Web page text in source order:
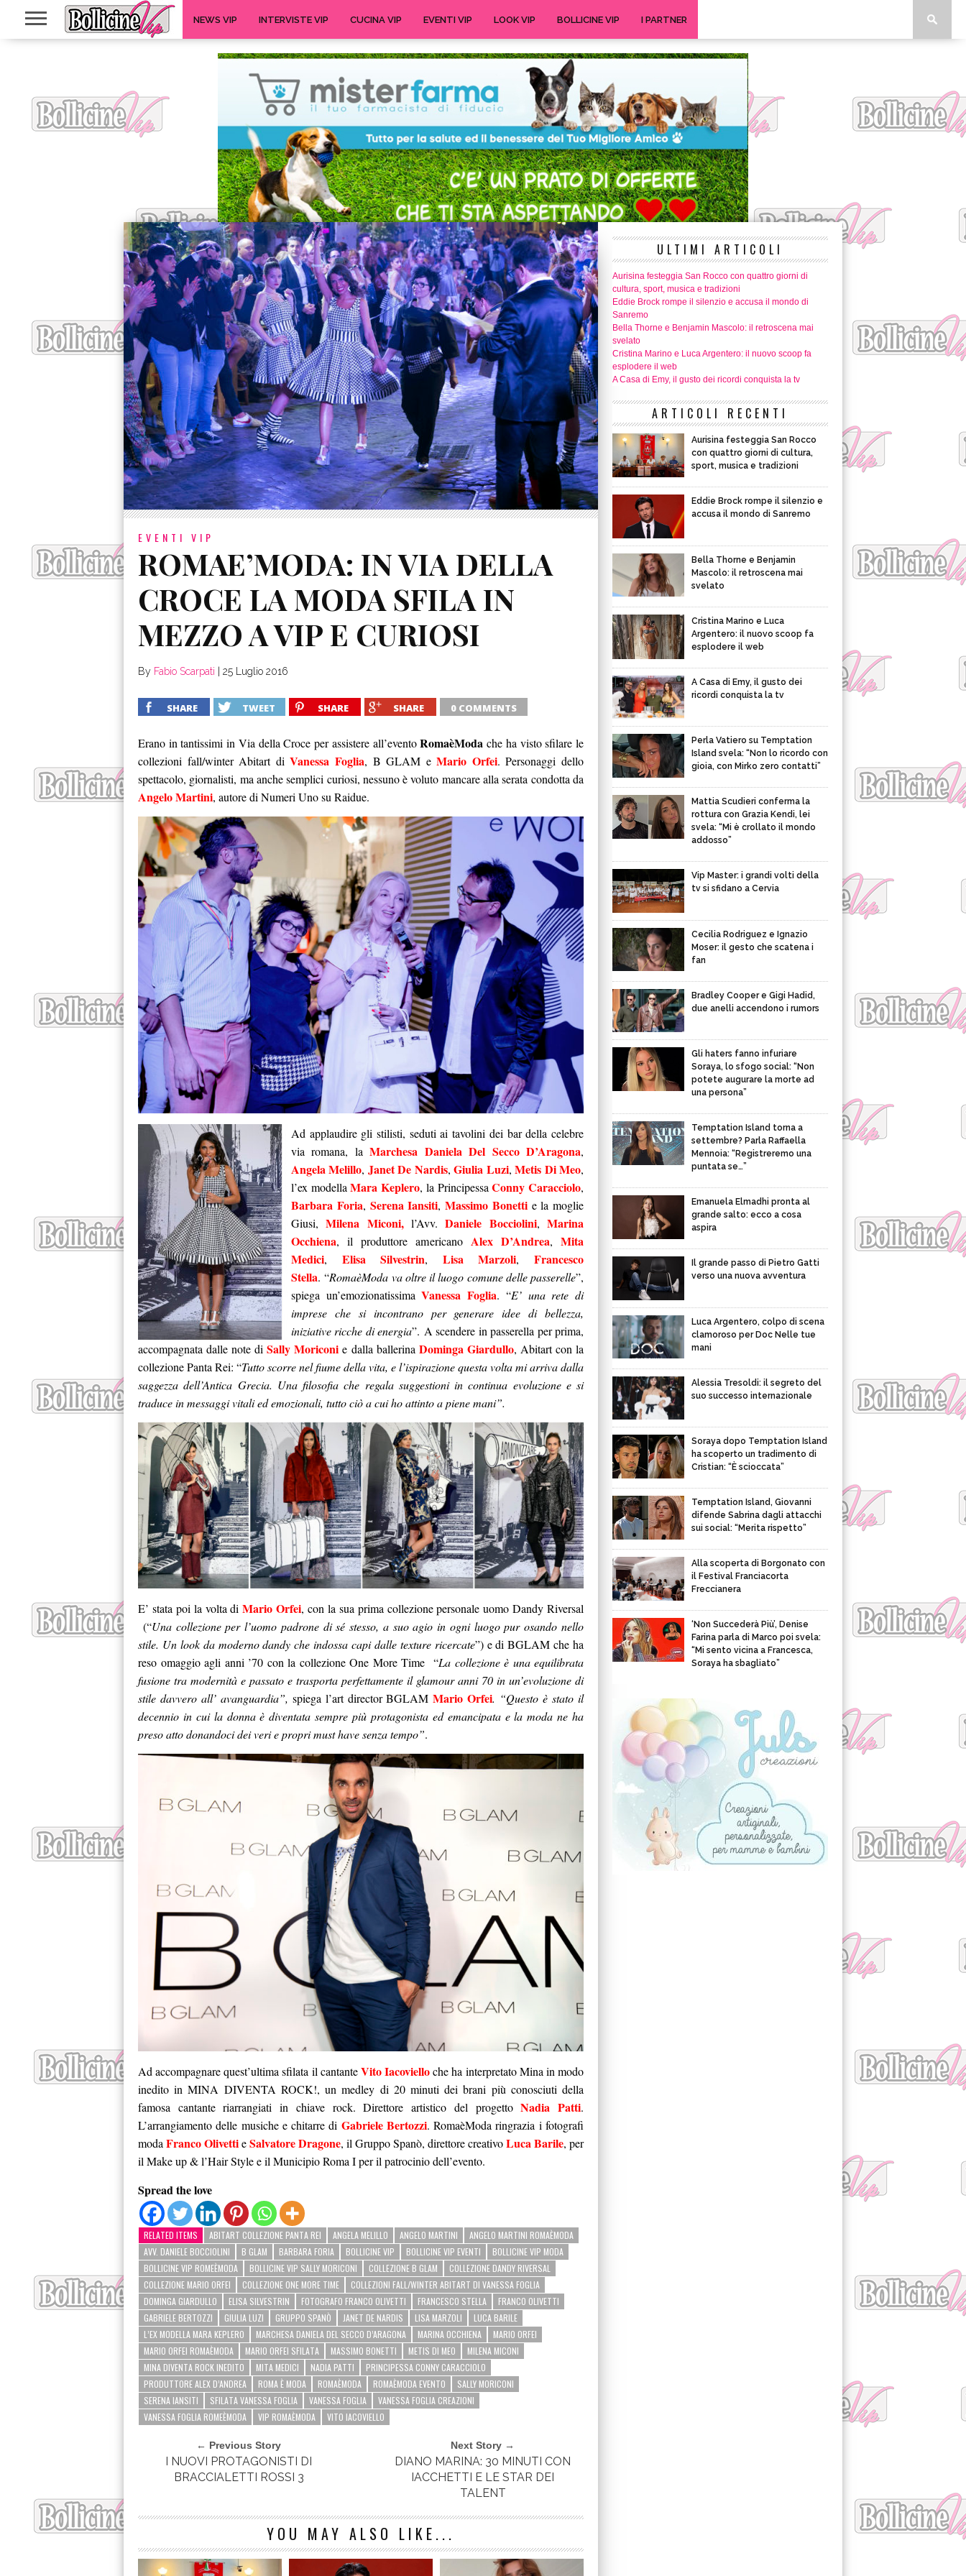
NEWS VIP INTERVISTE VIP CUCINA VIP EVENTI VIP LOOK VIP BOLLICINE VIP I PARTNER
EVENTI VIP
ROMAE’MODA: IN VIA DELLA
CROCE LA MODA SFILA IN
MEZZO A VIP E CURIOSI
By Fabio Scarpati 25 Luglio 2016
SHARE TWEET SHARE SHARE 0 COMMENTS
Erano in tantissimi in Via della Croce per assistere all’eventoRomaèModa che ha visto sfilare le
collezioni fall/winter Abitart diVanessa Foglia, B GLAM eMario Orfei. Personaggi dello
spettacolo, giornalisti, ma anche semplici curiosi, nessuno è voluto mancare alla serata condotta da
Angelo Martini, autore di Numeri Uno su Raidue.
Ad applaudire gli stilisti, seduti ai tavolini dei bar della celebre
via romana, laMarchesa Daniela Del Secco D’Aragona,
Angela Melillo, Janet De Nardis,Giulia Luzi,Metis Di Meo,
l’ex modellaMara Keplero, la PrincipessaConny Caracciolo,
Barbara Foria, Serena Iansiti, Massimo Bonettie la moglie
Giusi,Milena Miconi,l’Avv.Daniele Bocciolini,Marina
Occhiena, il produttore americano Alex D’Andrea,Mita
Medici, Elisa Silvestrin, Lisa Marzoli,Francesco
Stella. “RomaèModa va oltre il luogo comune delle passerelle”,
spiega un’emozionatissimaVanessa Foglia. “E’ una rete di
imprese che si incontrano per generare idee di bellezza,
iniziative ricche di energia”. A scendere in passerella per prima,
accompagnata dalle note diSally Moriconi e dalla ballerina Dominga Giardullo, Abitart con la
collezione Panta Rei: “Tutto scorre nel fiume della vita, e l’ispirazione questa volta mi arriva dalla
saggezza dell’Antica Grecia. Una filosofia che regala suggestioni in continua evoluzione e si
traduce in messaggi vitali ed emozionali, tutto ciò a cui ho attinto a piene mani”.
E’ stata poi la volta diMario Orfei, con la sua prima collezione personale uomo Dandy Riversal
(“Una collezione per l’uomo padrone di sé stesso, a suo agio in ogni luogo pur osando nello
stile. Un look da moderno dandy che indossa capi dalle texture ricercate”) e di BGLAM che ha
reso omaggio agli anni ’70 con la collezione One More Time “La collezione è una equilibrata
fusione tra modernità e passato e trasporta perfettamente il glamour anni 70 in un’evoluzione di
stile davvero all’ avanguardia”, spiega l’art director BGLAMMario Orfei. “Questo è stato il
decennio in cui la donna è diventata sempre più protagonista ed emancipata e la moda ne ha
preso atto donandoci dei veri e propri must have senza tempo”.
Ad accompagnare quest’ultima sfilata il cantanteVito Iacovielloche ha interpretato Mina in modo
inedito in MINA DIVENTA ROCK!, un medley di 20 minuti dei brani più conosciuti della
famosa cantante riarrangiati in chiave rock. Direttore artistico del progettoNadia Patti.
L’arrangiamento delle musiche e chitarre di Gabriele Bertozzi. RomaèModa ringrazia i fotografi
moda Franco OlivettieSalvatore Dragone, il Gruppo Spanò, direttore creativoLuca Barile, per
il Make up & l’Hair Style e il Municipio Roma I per il patrocinio dell’evento.
Spread the love
RELATED ITEMS ABITART COLLEZIONE PANTA REI ANGELA MELILLO ANGELO MARTINI
ANGELO MARTINI ROMAÈMODA
AVV. DANIELE BOCCIOLINI
B GLAM BARBARA FORIA BOLLICINE VIP BOLLICINE VIP EVENTI
BOLLICINE VIP MODA
BOLLICINE VIP ROMEÈMODA
BOLLICINE VIP SALLY MORICONI COLLEZIONE B GLAM
COLLEZIONE DANDY RIVERSAL
COLLEZIONE MARIO ORFEI
COLLEZIONE ONE MORE TIME
COLLEZIONI FALL/WINTER ABITART DI VANESSA FOGLIA
DOMINGA GIARDULLO
ELISA SILVESTRIN FOTOGRAFO FRANCO OLIVETTI FRANCESCO STELLA
FRANCO OLIVETTI
GABRIELE BERTOZZI
GIULIA LUZI GRUPPO SPANÒ JANET DE NARDIS LISA MARZOLI
LUCA BARILE
L’EX MODELLA MARA KEPLERO
MARCHESA DANIELA DEL SECCO D’ARAGONA MARINA OCCHIENA
MARIO ORFEI
MARIO ORFEI ROMAÈMODA
MARIO ORFEI SFILATA MASSIMO BONETTI METIS DI MEO
MILENA MICONI
MINA DIVENTA ROCK INEDITO
MITA MEDICI NADIA PATTI
PRINCIPESSA CONNY CARACCIOLO
PRODUTTORE ALEX D’ANDREA
ROMA È MODA ROMAÈMODA ROMAÈMODA EVENTO
SALLY MORICONI
SERENA IANSITI
SFILATA VANESSA FOGLIA VANESSA FOGLIA
VANESSA FOGLIA CREAZIONI
VANESSA FOGLIA ROMEÈMODA
VIP ROMAÈMODA VITO IACOVIELLO
← Previous Story
I NUOVI PROTAGONISTI DI
BRACCIALETTI ROSSI 3
Next Story →
DIANO MARINA: 30 MINUTI CON
IACCHETTI E LE STAR DEI
TALENT
YOU MAY ALSO LIKE...
ULTIMI ARTICOLI
Aurisina festeggia San Rocco con quattro giorni di
cultura, sport, musica e tradizioni
Eddie Brock rompe il silenzio e accusa il mondo di
Sanremo
Bella Thorne e Benjamin Mascolo: il retroscena mai
svelato
Cristina Marino e Luca Argentero: il nuovo scoop fa
esplodere il web
A Casa di Emy, il gusto dei ricordi conquista la tv
ARTICOLI RECENTI
Aurisina festeggia San Rocco
con quattro giorni di cultura,
sport, musica e tradizioni
Eddie Brock rompe il silenzio e
accusa il mondo di Sanremo
Bella Thorne e Benjamin
Mascolo: il retroscena mai
svelato
Cristina Marino e Luca
Argentero: il nuovo scoop fa
esplodere il web
A Casa di Emy, il gusto dei
ricordi conquista la tv
Perla Vatiero su Temptation
Island svela: “Non lo ricordo con
gioia, con Mirko zero contatti”
Mattia Scudieri conferma la
rottura con Grazia Kendi, lei
svela: “Mi è crollato il mondo
addosso”
Vip Master: i grandi volti della
tv si sfidano a Cervia
Cecilia Rodriguez e Ignazio
Moser: il gesto che scatena i
fan
Bradley Cooper e Gigi Hadid,
due anelli accendono i rumors
Gli haters fanno infuriare
Soraya, lo sfogo social: “Non
potete augurare la morte ad
una persona”
Temptation Island torna a
settembre? Parla Raffaella
Mennoia: “Registreremo una
puntata se…”
Emanuela Elmadhi pronta al
grande salto: ecco a cosa
aspira
Il grande passo di Pietro Gatti
verso una nuova avventura
Luca Argentero, colpo di scena
clamoroso per Doc Nelle tue
mani
Alessia Tresoldi: il segreto del
suo successo internazionale
Soraya dopo Temptation Island
ha scoperto un tradimento di
Cristian: “È scioccata”
Temptation Island, Giovanni
difende Sabrina dagli attacchi
sui social: “Merita rispetto”
Alla scoperta di Borgonato con
il Festival Franciacorta
Freccianera
‘Non Succederà Più’, Denise
Farina parla di Marco poi svela:
“Mi sento vicina a Francesca,
Soraya ha sbagliato”